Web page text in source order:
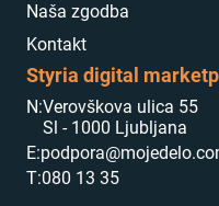
Naša zgodba
Kontakt
Styria digital
N:Verovškova ulica 55
Sl - 1000 Ljubljana
E:
T:080 13 35